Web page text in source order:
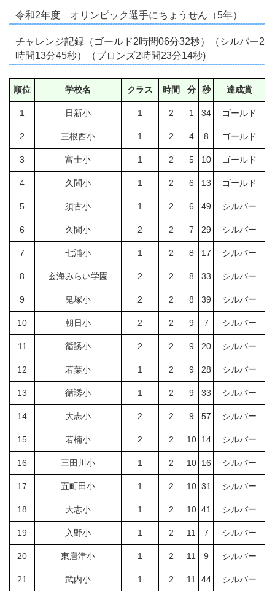
令和2年度 オリンピック選手にちょうせん（5年）
チャレンジ記録（ゴールド2時間06分32秒）（シルバー2
時間13分45秒）（ブロンズ2時間23分14秒)
順位 学校名 クラス 時間 分 秒 達成賞
1 日新小 1 2 1 34 ゴールド
2 三根西小 1 2 4 8 ゴールド
3 富士小 1 2 5 10 ゴールド
4 久間小 1 2 6 13 ゴールド
5 須古小 1 2 6 49 シルバー
6 久間小 2 2 7 29 シルバー
7 七浦小 1 2 8 17 シルバー
8 玄海みらい学園 2 2 8 33 シルバー
9 鬼塚小 2 2 8 39 シルバー
10 朝日小 2 2 9 7 シルバー
11 循誘小 2 2 9 20 シルバー
12 若葉小 1 2 9 28 シルバー
13 循誘小 1 2 9 33 シルバー
14 大志小 2 2 9 57 シルバー
15 若楠小 2 2 10 14 シルバー
16 三田川小 1 2 10 16 シルバー
17 五町田小 1 2 10 31 シルバー
18 大志小 1 2 10 41 シルバー
19 入野小 1 2 11 7 シルバー
20 東唐津小 1 2 11 9 シルバー
21 武内小 1 2 11 44 シルバー